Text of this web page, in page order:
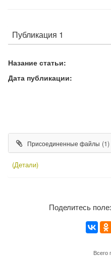
Публикация 1
Назание статьи:
Дата публикации:
Присоединенные файлы (1)
(Детали)
Поделитесь
Всего